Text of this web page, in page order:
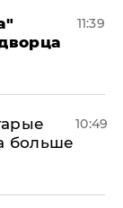
11:39
больше
10:49